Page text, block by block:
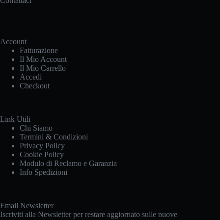
Account
Fatturazione
Il Mio Account
Il Mio Carrello
Accedi
Checkout
Link Utili
Chi Siamo
Termini & Condizioni
Privacy Policy
Cookie Policy
Modulo di Reclamo e Garanzia
Info Spedizioni
Email Newsletter
Iscriviti alla Newsletter per restare aggiornato sulle nuove